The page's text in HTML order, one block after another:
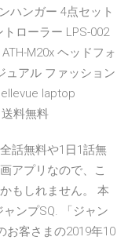
ハンガー 4点セット
トローラー LPS-002
M20x ヘッドフォ
ュアル ファッション
laptop
料無料
話無料や1日1話無
アプリなので、こ
もしれません。 本
ンプSQ. 「ジャン
客さまの2019年10